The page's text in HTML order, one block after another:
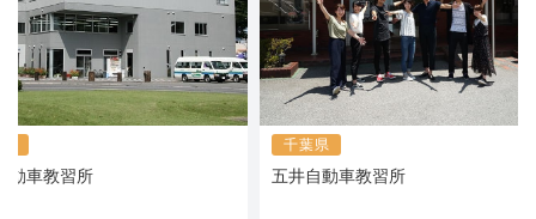
動車教習所
千葉県
五井自動車教習所